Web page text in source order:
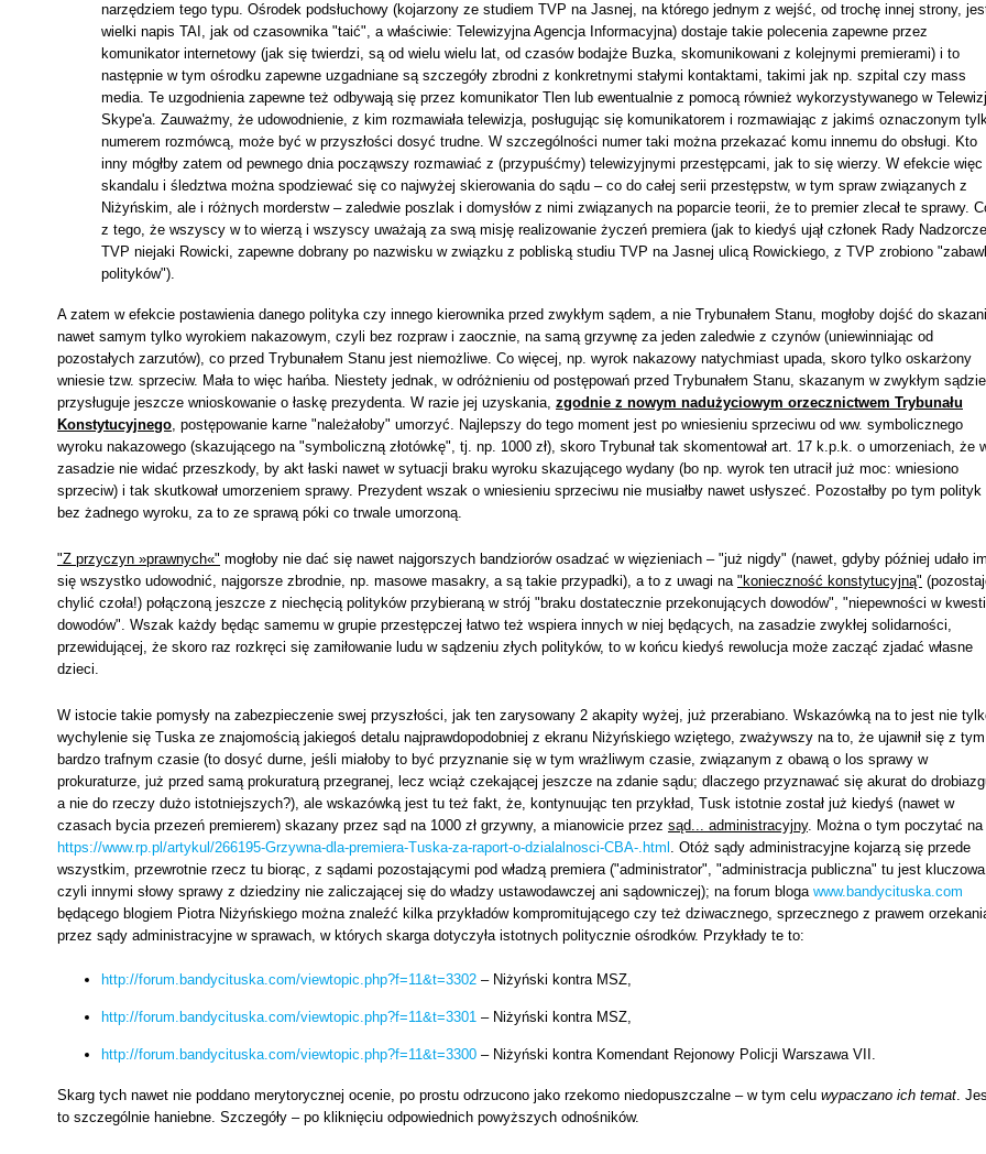
narzędziem tego typu. Ośrodek podsłuchowy (kojarzony ze studiem TVP na Jasnej, na którego jednym z wejść, od trochę innej strony,
wielki napis TAI, jak od czasownika "taić", a właściwie: Telewizyjna Agencja Informacyjna) dostaje takie polecenia zapewne przez
komunikator internetowy (jak się twierdzi, są od wielu wielu lat, od czasów bodajże Buzka, skomunikowani z kolejnymi premierami) i to
następnie w tym ośrodku zapewne uzgadniane są szczegóły zbrodni z konkretnymi stałymi kontaktami, takimi jak np. szpital czy mass
media. Te uzgodnienia zapewne też odbywają się przez komunikator Tlen lub ewentualnie z pomocą również wykorzystywanego w
Skype'a. Zauważmy, że udowodnienie, z kim rozmawiała telewizja, posługując się komunikatorem i rozmawiając z jakimś oznaczonym
numerem rozmówcą, może być w przyszłości dosyć trudne. W szczególności numer taki można przekazać komu innemu do obsługi. Kto
inny mógłby zatem od pewnego dnia począwszy rozmawiać z (przypuśćmy) telewizyjnymi przestępcami, jak to się wierzy. W efekcie więc
skandalu i śledztwa można spodziewać się co najwyżej skierowania do sądu – co do całej serii przestępstw, w tym spraw związanych z
Niżyńskim, ale i różnych morderstw – zaledwie poszlak i domysłów z nimi związanych na poparcie teorii, że to premier zlecał te sprawy.
z tego, że wszyscy w to wierzą i wszyscy uważają za swą misję realizowanie życzeń premiera (jak to kiedyś ujął członek Rady
TVP niejaki Rowicki, zapewne dobrany po nazwisku w związku z pobliską studiu TVP na Jasnej ulicą Rowickiego, z TVP zrobiono
polityków").
A zatem w efekcie postawienia danego polityka czy innego kierownika przed zwykłym sądem, a nie Trybunałem Stanu, mogłoby dojść do
nawet samym tylko wyrokiem nakazowym, czyli bez rozpraw i zaocznie, na samą grzywnę za jeden zaledwie z czynów (uniewinniając od
pozostałych zarzutów), co przed Trybunałem Stanu jest niemożliwe. Co więcej, np. wyrok nakazowy natychmiast upada, skoro tylko oskarżony
wniesie tzw. sprzeciw. Mała to więc hańba. Niestety jednak, w odróżnieniu od postępowań przed Trybunałem Stanu, skazanym w zwykłym sądzie
przysługuje jeszcze wnioskowanie o łaskę prezydenta. W razie jej uzyskania, zgodnie z nowym nadużyciowym orzecznictwem Trybunału
Konstytucyjnego, postępowanie karne "należałoby" umorzyć. Najlepszy do tego moment jest po wniesieniu sprzeciwu od ww. symbolicznego
wyroku nakazowego (skazującego na "symboliczną złotówkę", tj. np. 1000 zł), skoro Trybunał tak skomentował art. 17 k.p.k. o umorzeniach, że
zasadzie nie widać przeszkody, by akt łaski nawet w sytuacji braku wyroku skazującego wydany (bo np. wyrok ten utracił już moc: wniesiono
sprzeciw) i tak skutkował umorzeniem sprawy. Prezydent wszak o wniesieniu sprzeciwu nie musiałby nawet usłyszeć. Pozostałby po tym polityk
bez żadnego wyroku, za to ze sprawą póki co trwale umorzoną.
"Z przyczyn »prawnych«" mogłoby nie dać się nawet najgorszych bandziorów osadzać w więzieniach – "już nigdy" (nawet, gdyby później udało im
się wszystko udowodnić, najgorsze zbrodnie, np. masowe masakry, a są takie przypadki), a to z uwagi na "konieczność konstytucyjną"
chylić czoła!) połączoną jeszcze z niechęcią polityków przybieraną w strój "braku dostatecznie przekonujących dowodów", "niepewności w
dowodów". Wszak każdy będąc samemu w grupie przestępczej łatwo też wspiera innych w niej będących, na zasadzie zwykłej solidarności,
przewidującej, że skoro raz rozkręci się zamiłowanie ludu w sądzeniu złych polityków, to w końcu kiedyś rewolucja może zacząć zjadać własne
dzieci.
W istocie takie pomysły na zabezpieczenie swej przyszłości, jak ten zarysowany 2 akapity wyżej, już przerabiano. Wskazówką na to jest nie
wychylenie się Tuska ze znajomością jakiegoś detalu najprawdopodobniej z ekranu Niżyńskiego wziętego, zważywszy na to, że ujawnił się z
bardzo trafnym czasie (to dosyć durne, jeśli miałoby to być przyznanie się w tym wrażliwym czasie, związanym z obawą o los sprawy w
prokuraturze, już przed samą prokuraturą przegranej, lecz wciąż czekającej jeszcze na zdanie sądu; dlaczego przyznawać się akurat do
a nie do rzeczy dużo istotniejszych?), ale wskazówką jest tu też fakt, że, kontynuując ten przykład, Tusk istotnie został już kiedyś (nawet w
czasach bycia przezeń premierem) skazany przez sąd na 1000 zł grzywny, a mianowicie przez sąd... administracyjny. Można o tym poczytać na
https://www.rp.pl/artykul/266195-Grzywna-dla-premiera-Tuska-za-raport-o-dzialalnosci-CBA-.html . Otóż sądy administracyjne kojarzą się przede
wszystkim, przewrotnie rzecz tu biorąc, z sądami pozostającymi pod władzą premiera ("administrator", "administracja publiczna" tu jest
czyli innymi słowy sprawy z dziedziny nie zaliczającej się do władzy ustawodawczej ani sądowniczej); na forum bloga www.bandycituska.com
będącego blogiem Piotra Niżyńskiego można znaleźć kilka przykładów kompromitującego czy też dziwacznego, sprzecznego z prawem
przez sądy administracyjne w sprawach, w których skarga dotyczyła istotnych politycznie ośrodków. Przykłady te to:
http://forum.bandycituska.com/viewtopic.php?f=11&t=3302 – Niżyński kontra MSZ,
http://forum.bandycituska.com/viewtopic.php?f=11&t=3301 – Niżyński kontra MSZ,
http://forum.bandycituska.com/viewtopic.php?f=11&t=3300 – Niżyński kontra Komendant Rejonowy Policji Warszawa VII.
Skarg tych nawet nie poddano merytorycznej ocenie, po prostu odrzucono jako rzekomo niedopuszczalne – w tym celu wypaczano ich temat.
to szczególnie haniebne. Szczegóły – po kliknięciu odpowiednich powyższych odnośników.